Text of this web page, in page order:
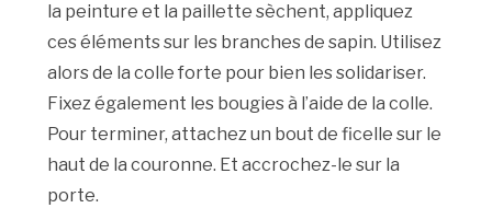
la peinture et la paillette sèchent, appliquez
ces éléments sur les branches de sapin. Utilisez
alors de la colle forte pour bien les solidariser.
Fixez également les bougies à l’aide de la colle.
Pour terminer, attachez un bout de ficelle sur le
haut de la couronne. Et accrochez-le sur la
porte.